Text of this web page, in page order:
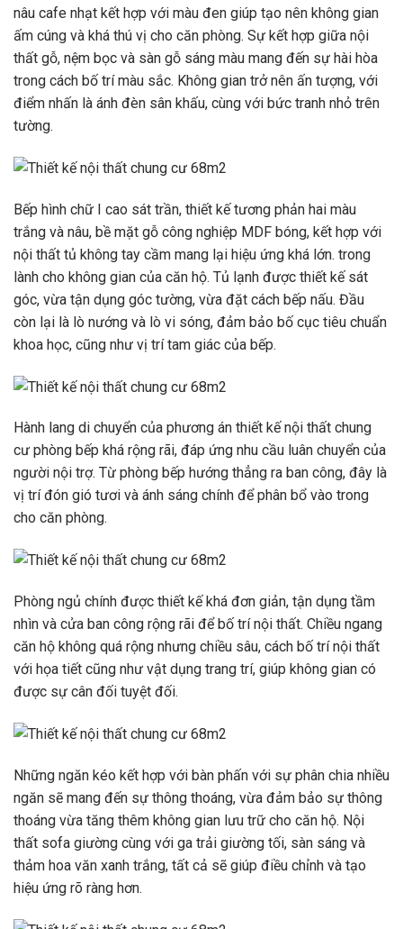
nâu cafe nhạt kết hợp với màu đen giúp tạo nên không gian
ấm cúng và khá thú vị cho căn phòng. Sự kết hợp giữa nội
thất gỗ, nệm bọc và sàn gỗ sáng màu mang đến sự hài hòa
trong cách bố trí màu sắc. Không gian trở nên ấn tượng, với
điểm nhấn là ánh đèn sân khấu, cùng với bức tranh nhỏ trên
tường.
Bếp hình chữ I cao sát trần, thiết kế tương phản hai màu
trắng và nâu, bề mặt gỗ công nghiệp MDF bóng, kết hợp với
nội thất tủ không tay cầm mang lại hiệu ứng khá lớn. trong
lành cho không gian của căn hộ. Tủ lạnh được thiết kế sát
góc, vừa tận dụng góc tường, vừa đặt cách bếp nấu. Đầu
còn lại là lò nướng và lò vi sóng, đảm bảo bố cục tiêu chuẩn
khoa học, cũng như vị trí tam giác của bếp.
Hành lang di chuyển của phương án thiết kế nội thất chung
cư phòng bếp khá rộng rãi, đáp ứng nhu cầu luân chuyển của
người nội trợ. Từ phòng bếp hướng thẳng ra ban công, đây là
vị trí đón gió tươi và ánh sáng chính để phân bổ vào trong
cho căn phòng.
Phòng ngủ chính được thiết kế khá đơn giản, tận dụng tầm
nhìn và cửa ban công rộng rãi để bố trí nội thất. Chiều ngang
căn hộ không quá rộng nhưng chiều sâu, cách bố trí nội thất
với họa tiết cũng như vật dụng trang trí, giúp không gian có
được sự cân đối tuyệt đối.
Những ngăn kéo kết hợp với bàn phấn với sự phân chia nhiều
ngăn sẽ mang đến sự thông thoáng, vừa đảm bảo sự thông
thoáng vừa tăng thêm không gian lưu trữ cho căn hộ. Nội
thất sofa giường cùng với ga trải giường tối, sàn sáng và
thảm hoa văn xanh trắng, tất cả sẽ giúp điều chỉnh và tạo
hiệu ứng rõ ràng hơn.